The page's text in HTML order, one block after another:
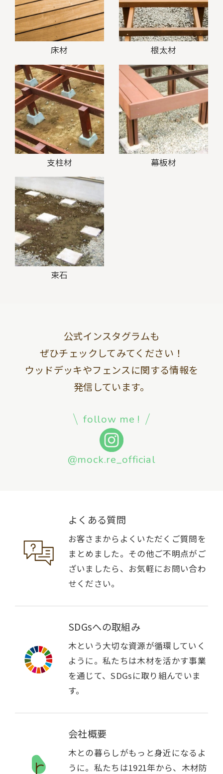
床材 根太材
支柱材 幕板材
束石
公式インスタグラムも
ぜひチェックしてみてください！
ウッドデッキやフェンスに関する情報を
発信しています。
follow me !
@mock.re_official
よくある質問
お客さまからよくいただくご質問を
まとめました。その他ご不明点がご
ざいましたら、お気軽にお問い合わ
せください。
SDGsへの取組み
木という大切な資源が循環していく
ように。私たちは木材を活かす事業
を通じて、SDGsに取り組んでいま
す。
会社概要
木との暮らしがもっと身近になるよ
うに。私たちは1921年から、木材防